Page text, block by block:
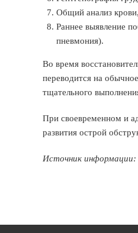
Общий анализ
Раннее выявление
пневмония).
Во время
переводится на
тщательного
При своевременном и
развития острой
Источник информации: